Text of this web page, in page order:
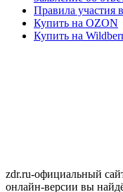
Правила участия
Купить на OZON
Купить на
zdr.ru-официальный
онлайн-версии вы